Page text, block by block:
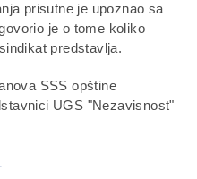
prisutne je upoznao sa
je o tome koliko
predstavlja.
SSS opštine
UGS "Nezavisnost"